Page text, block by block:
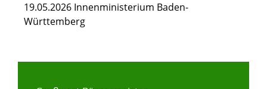
19.05.2026 Innenministerium Baden-
Württemberg